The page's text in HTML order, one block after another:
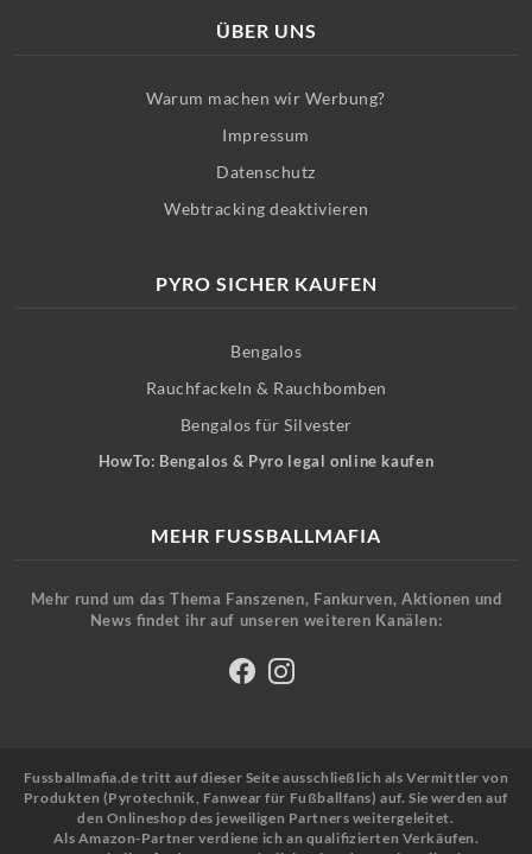
ÜBER UNS
Warum machen wir Werbung?
Impressum
Datenschutz
Webtracking deaktivieren
PYRO SICHER KAUFEN
Bengalos
Rauchfackeln & Rauchbomben
Bengalos für Silvester
HowTo: Bengalos & Pyro legal online kaufen
MEHR FUSSBALLMAFIA
Mehr rund um das Thema Fanszenen, Fankurven, Aktionen und
News findet ihr auf unseren weiteren Kanälen:
Fussballmafia.de tritt auf dieser Seite ausschließlich als Vermittler von
Produkten (Pyrotechnik, Fanwear für Fußballfans) auf. Sie werden auf
den Onlineshop des jeweiligen Partners weitergeleitet.
Als Amazon-Partner verdiene ich an qualifizierten Verkäufen.